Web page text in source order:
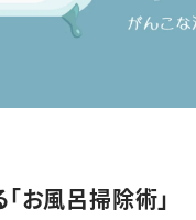
お風呂掃除術」